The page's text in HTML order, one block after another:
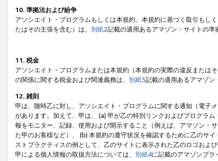
10. 準拠法および紛争
アソシエイト・プログラムもしくは本規約、本規約に基づく取引もし
たはその主張を含む）は、 別紙2記載の適用あるアマゾン・サイトの
11. 税金
アソシエイト・プログラムまたは本規約（本規約の実際の違反または
の関係に関する税金および関連義務は、 別紙3記載の適用あるアマゾン
12. 雑則
甲は、随時乙に対し、アソシエイト・プログラムに関する通知（電子
があります。加えて、甲は、 (a) 甲が乙の特別リンクおよびプログラ
報をモニター、記録、使用および開示すること（例えば、アマゾン・
た甲のお客様など）、 (b) 本規約の遵守状況を確認するために乙のサ
ストプラクティスの例として、乙のサイトに表示された乙のロゴおよ
甲による個人情報の取扱方法については、 別紙4に記載のアマゾンプ